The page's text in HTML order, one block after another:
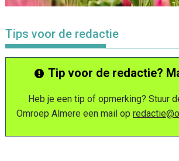
Tips voor de redactie
Tip voor de redactie?
Heb je een tip of opmerking? Stuur
Omroep Almere een mail op